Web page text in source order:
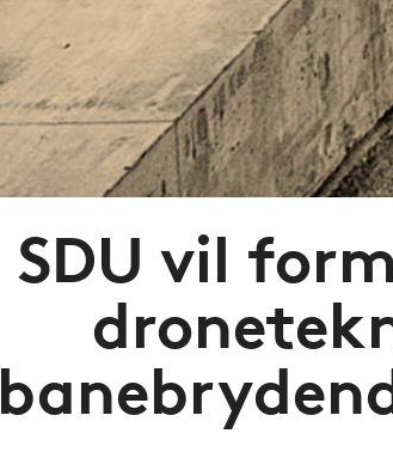
SDU vil